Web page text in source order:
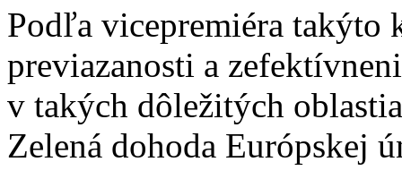
Podľa vicepremiéra takýto
previazanosti a
v takých dôležitých
Zelená dohoda Európskej